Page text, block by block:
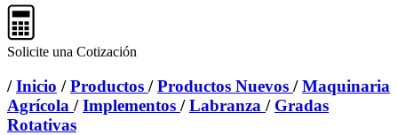
Solicite una Cotización
/Inicio /Productos /Productos Nuevos /Maquinaria
Agrícola /Implementos /Labranza / Gradas
Rotativas